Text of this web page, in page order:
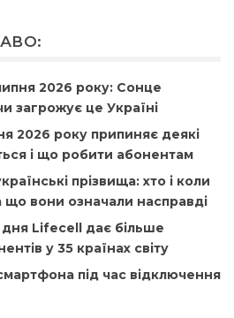
2026 року: Сонце
загрожує це Україні
2026 року припиняє деякі
і що робити абонентам
прізвища: хто і коли
що вони означали насправді
Lifecell дає більше
у 35 країнах світу
під час відключення